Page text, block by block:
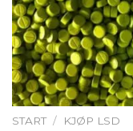
START / KJØP LSD